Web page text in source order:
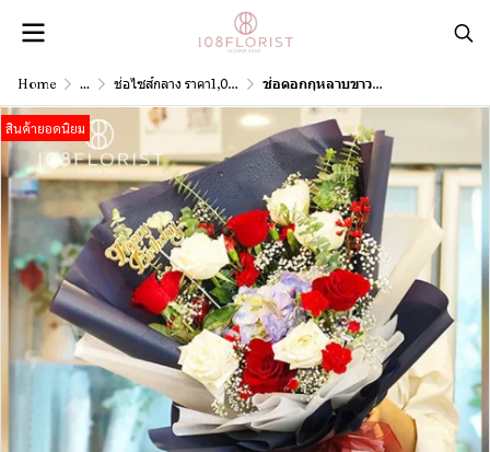
Home ... ช่อไซส์กลาง ราคา1,001 - 3,000 บาท ช่อดอกกุหลาบขาวแดง
สินค้ายอดนิยม